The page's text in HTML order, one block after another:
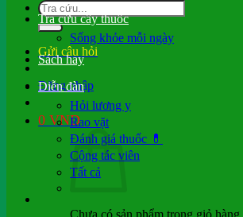
Gửi câu hỏi
Đăng nhập
0 VND
Chưa có sản phẩm trong giỏ hàng.
Tra cứu cây thuốc
Sống khỏe mỗi ngày
Sách hay
Diễn đàn
Hỏi lương y
Rao vặt
Đánh giá thuốc 💊
Cộng tác viên
Tất cả